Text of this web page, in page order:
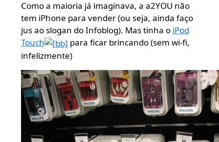
Como a maioria já imaginava, a a2YOU não
tem iPhone para vender (ou seja, ainda faço
jus ao slogan do Infoblog). Mas tinha o iPod
Touch
para ficar brincando (sem wi-fi,
infelizmente)